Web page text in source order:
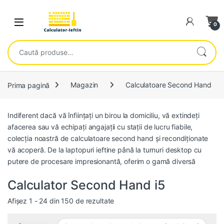
Open 0
Caută după:
Prima pagină Magazin Calculatoare Second Hand
Indiferent dacă vă înființați un birou la domiciliu, vă extindeți
afacerea sau vă echipați angajații cu stații de lucru fiabile,
colecția noastră de calculatoare second hand și recondiționate
vă acoperă. De la laptopuri ieftine până la turnuri desktop cu
putere de procesare impresionantă, oferim o gamă diversă
Calculator Second Hand i5
Afișez 1 - 24 din 150 de rezultateSortat după popularitate